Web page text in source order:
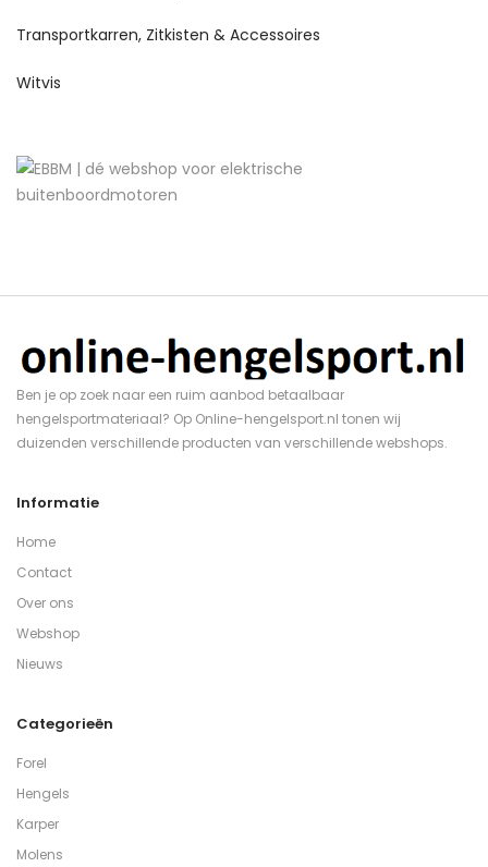
Transportkarren, Zitkisten & Accessoires
Witvis
Ben je op zoek naar een ruim aanbod betaalbaar
hengelsportmateriaal? Op Online-hengelsport.nl tonen wij
duizenden verschillende producten van verschillende webshops.
Informatie
Home
Contact
Over ons
Webshop
Nieuws
Categorieën
Forel
Hengels
Karper
Molens